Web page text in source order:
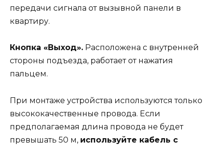
передачи сигнала от вызывной панели в
квартиру.
Кнопка «Выход». Расположена с внутренней
стороны подъезда, работает от нажатия
пальцем.
При монтаже устройства используются только
высококачественные провода. Если
предполагаемая длина провода не будет
превышать 50 м, используйте кабель с